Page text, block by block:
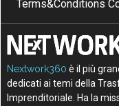
Terms&Conditions
Nextwork360 è il più
dedicati ai temi della
Imprenditoriale. Ha la